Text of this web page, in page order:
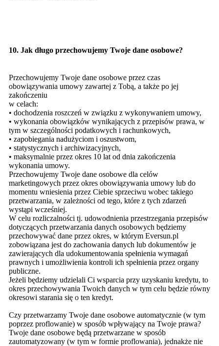
10. Jak długo przechowujemy Twoje dane osobowe?
Przechowujemy Twoje dane osobowe przez czas
obowiązywania umowy zawartej z Tobą, a także po jej
zakończeniu
w celach:
• dochodzenia roszczeń w związku z wykonywaniem umowy,
• wykonania obowiązków wynikających z przepisów prawa, w
tym w szczególności podatkowych i rachunkowych,
• zapobiegania nadużyciom i oszustwom,
• statystycznych i archiwizacyjnych,
• maksymalnie przez okres 10 lat od dnia zakończenia
wykonania umowy.
Przechowujemy Twoje dane osobowe dla celów
marketingowych przez okres obowiązywania umowy lub do
momentu wniesienia przez Ciebie sprzeciwu wobec takiego
przetwarzania, w zależności od tego, które z tych zdarzeń
wystąpi wcześniej.
W celu rozliczalności tj. udowodnienia przestrzegania przepisów
dotyczących przetwarzania danych osobowych będziemy
przechowywać dane przez okres, w którym Eversun.pl
zobowiązana jest do zachowania danych lub dokumentów je
zawierających dla udokumentowania spełnienia wymagań
prawnych i umożliwienia kontroli ich spełnienia przez organy
publiczne.
Jeżeli będziemy udzielali Ci wsparcia przy uzyskaniu kredytu, to
okres przechowywania Twoich danych w tym celu będzie równy
okresowi starania się o ten kredyt.
Czy przetwarzamy Twoje dane osobowe automatycznie (w tym
poprzez proflowanie) w sposób wpływający na Twoje prawa?
Twoje dane osobowe będą przetwarzane w sposób
zautomatyzowany (w tym w formie proflowania), jednakże nie